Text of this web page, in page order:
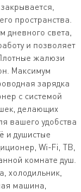
пространства.
дневного света,
и позволяет
жалюзи
Максимум
зарядка
с системой
делающих
вашего удобства
и душистые
Wi-Fi, ТВ,
комнате душ.
холодильник,
машина,